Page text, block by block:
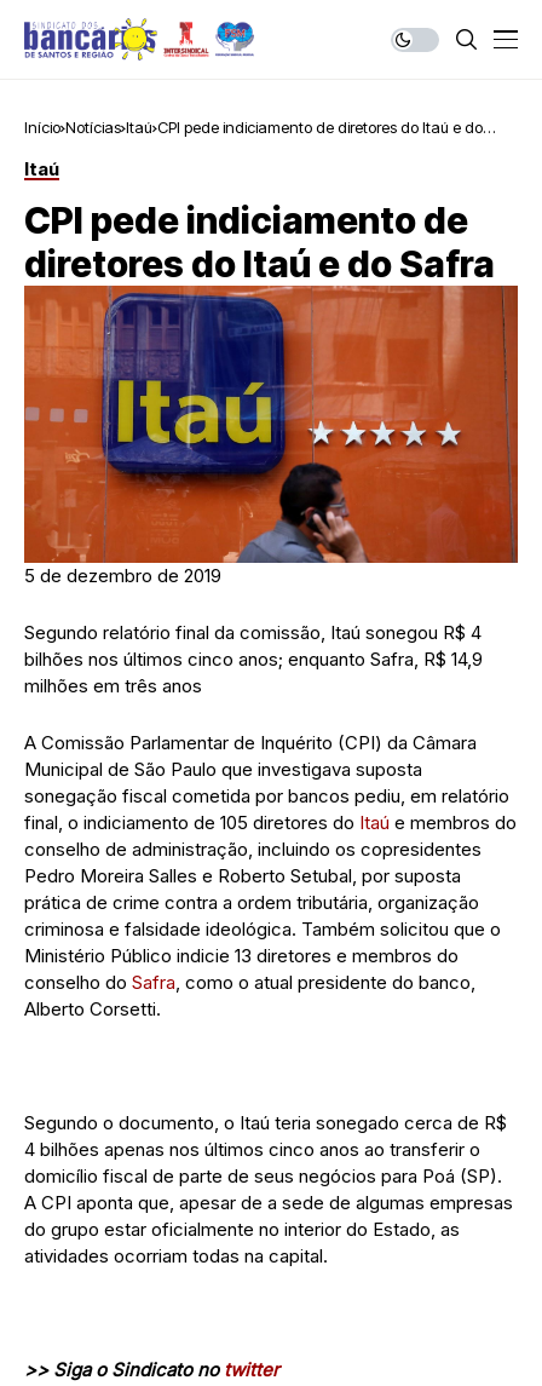
Início Notícias Itaú CPI pede indiciamento de diretores do Itaú e do
Itaú
CPI pede indiciamento de
diretores do Itaú e do Safra
5 de dezembro de 2019
Segundo relatório final da comissão, Itaú sonegou R$ 4
bilhões nos últimos cinco anos; enquanto Safra, R$ 14,9
milhões em três anos
A Comissão Parlamentar de Inquérito (CPI) da Câmara
Municipal de São Paulo que investigava suposta
sonegação fiscal cometida por bancos pediu, em relatório
final, o indiciamento de 105 diretores do Itaú e membros do
conselho de administração, incluindo os copresidentes
Pedro Moreira Salles e Roberto Setubal, por suposta
prática de crime contra a ordem tributária, organização
criminosa e falsidade ideológica. Também solicitou que o
Ministério Público indicie 13 diretores e membros do
conselho do Safra, como o atual presidente do banco,
Alberto Corsetti.
Segundo o documento, o Itaú teria sonegado cerca de R$
4 bilhões apenas nos últimos cinco anos ao transferir o
domicílio fiscal de parte de seus negócios para Poá (SP).
A CPI aponta que, apesar de a sede de algumas empresas
do grupo estar oficialmente no interior do Estado, as
atividades ocorriam todas na capital.
>> Siga o Sindicato no twitter